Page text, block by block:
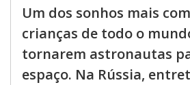
Um dos sonhos mais
crianças de todo o
tornarem astronautas
espaço. Na Rússia,